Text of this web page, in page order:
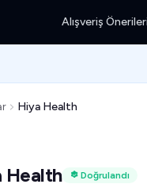
Alışveriş Önerileri
Hiya Health
Health Doğrulandı